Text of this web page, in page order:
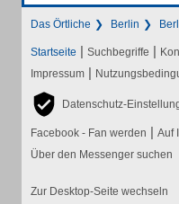
Das Örtliche Berlin
Startseite | Suchbegriffe |
Impressum |
Datenschutz-
Facebook - Fan werden | Auf
Über den Messenger suchen
Zur Desktop-Seite wechseln